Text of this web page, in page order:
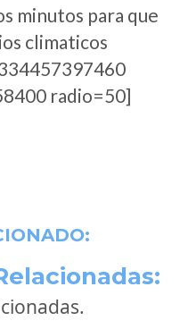
minutos para que
climaticos
radio=50]